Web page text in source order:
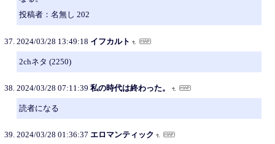
投稿者：名無し 202
2024/03/28 13:49:18 イフカルト
2chネタ (2250)
2024/03/28 07:11:39 私の時代は終わった。
読者になる
2024/03/28 01:36:37 エロマンティック